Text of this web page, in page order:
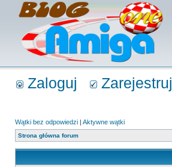
Zaloguj Zarejestruj
Wątki bez odpowiedzi | Aktywne wątki
Strona główna forum